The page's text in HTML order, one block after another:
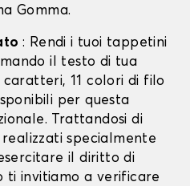
Gomma.
: Rendi i tuoi tappetini
il testo di tua
caratteri, 11 colori di filo
per questa
Trattandosi di
specialmente
il diritto di
ti invitiamo a verificare